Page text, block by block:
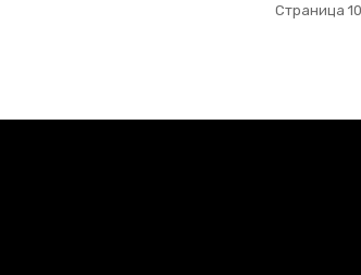
Страница 10